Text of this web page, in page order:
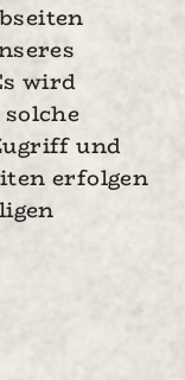
wird
und
erfolgen